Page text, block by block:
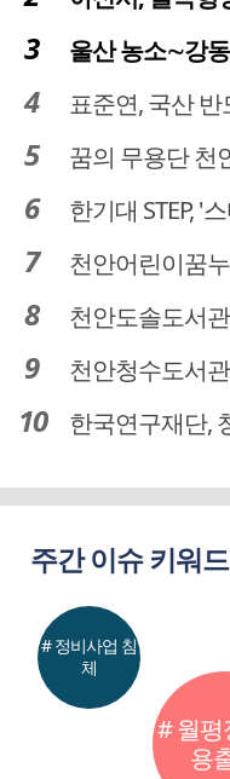
울산 농소∼강동 도
표준연, 국산 반도
꿈의 무용단 천안, 전
한기대 STEP, '스
천안어린이꿈누리
천안도솔도서관, 여름방
천안청수도서관, 원어
한국연구재단, 청양서
주간 이슈 키워드
# 월평
용
# 정비사업 침
체